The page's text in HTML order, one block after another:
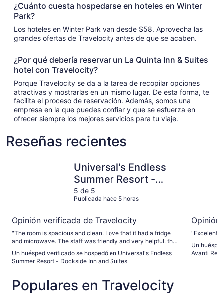
¿Cuánto cuesta hospedarse en hoteles en Winter
Park?
Los hoteles en Winter Park van desde $58. Aprovecha las
grandes ofertas de Travelocity antes de que se acaben.
¿Por qué debería reservar un La Quinta Inn & Suites
hotel con Travelocity?
Porque Travelocity se da a la tarea de recopilar opciones
atractivas y mostrarlas en un mismo lugar. De esta forma, te
facilita el proceso de reservación. Además, somos una
empresa en la que puedes confiar y que se esfuerza en
ofrecer siempre los mejores servicios para tu viaje.
Reseñas recientes
Universal's Endless
Summer Resort -
Dockside Inn and
Suites
5 de 5
Publicada hace 5 horas
Opinión verificada de Travelocity
"The room is spacious and clean. Love that it had a fridge
and microwave. The staff was friendly and very helpful. the
boys really enjoyed the pool and the free shuttle to all
universal parks and city walk that are constantly running. Its
located directly by a IRide trolley stop #G5."
Un huésped verificado se hospedó en Universal's Endless
Summer Resort - Dockside Inn and Suites
Un
Avanti
Populares en Travelocity